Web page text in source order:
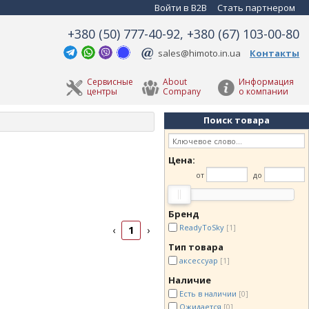
Войти в B2B Стать партнером
+380 (50) 777-40-92, +380 (67) 103-00-80
sales@himoto.in.ua Контакты
Информация
о компании
About
Company
Сервисные
центры
‹ 1 ›
Поиск товара
Цена:
от до
Бренд
ReadyToSky [1]
Тип товара
аксессуар [1]
Наличие
Есть в наличии [0]
Ожидается [0]